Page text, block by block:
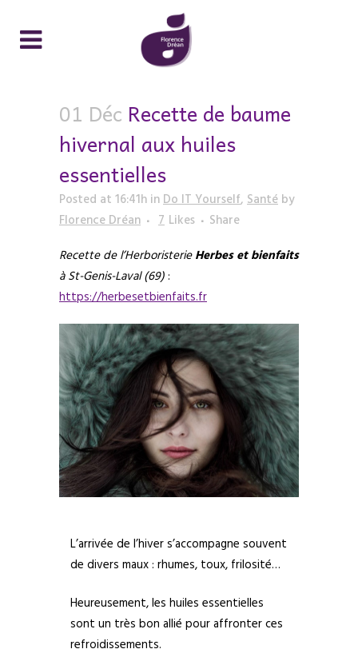
01 Déc Recette de baume
hivernal aux huiles
essentielles
Posted at 16:41h in Do IT Yourself, Santé by
Florence Dréan
7 Likes Share
Recette de l’HerboristerieHerbes et bienfaits
à St-Genis-Laval (69):
https://herbesetbienfaits.fr
L’arrivée de l’hiver s’accompagne souvent
de divers maux : rhumes, toux, frilosité…
Heureusement, les huiles essentielles
sont un très bon allié pour affronter ces
refroidissements.